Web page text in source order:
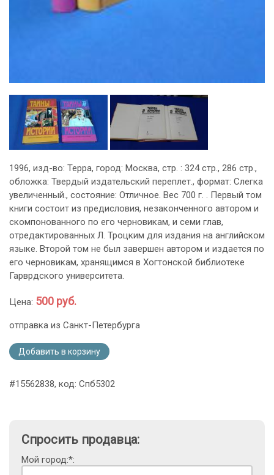
1996, изд-во: Терра, город: Москва, стр. : 324 стр., 286 стр.,
обложка: Твердый издательский переплет., формат: Слегка
увеличенный., состояние: Отличное. Вес 700 г. . Первый том
книги состоит из предисловия, незаконченного автором и
скомпонованного по его черновикам, и семи глав,
отредактированных Л. Троцким для издания на английском
языке. Второй том не был завершен автором и издается по
его черновикам, хранящимся в Хогтонской библиотеке
Гарврдского университета.
Цена: 500 руб.
отправка из Санкт-Петербурга
Добавить в корзину
#15562838, код: Спб5302
Спросить продавца:
Мой город:*: